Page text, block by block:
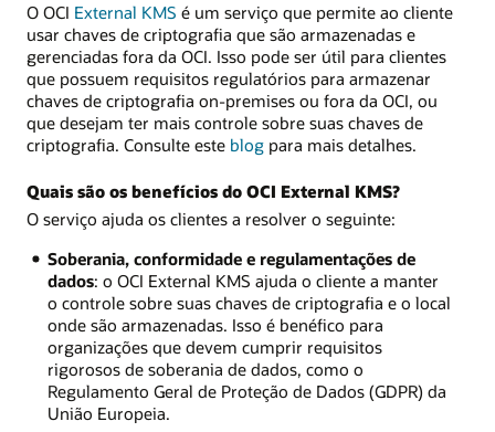
O OCI External KMS é um serviço que permite ao cliente
usar chaves de criptografia que são armazenadas e
gerenciadas fora da OCI. Isso pode ser útil para clientes
que possuem requisitos regulatórios para armazenar
chaves de criptografia on-premises ou fora da OCI, ou
que desejam ter mais controle sobre suas chaves de
criptografia. Consulte este blog para mais detalhes.
Quais são os benefícios do OCI External KMS?
O serviço ajuda os clientes a resolver o seguinte:
Soberania, conformidade e regulamentações de
dados: o OCI External KMS ajuda o cliente a manter
o controle sobre suas chaves de criptografia e o local
onde são armazenadas. Isso é benéfico para
organizações que devem cumprir requisitos
rigorosos de soberania de dados, como o
Regulamento Geral de Proteção de Dados (GDPR) da
União Europeia.